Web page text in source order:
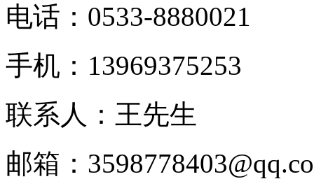
电话： 0533-8880021
手机： 13969375253
联系人：王先生
邮箱：